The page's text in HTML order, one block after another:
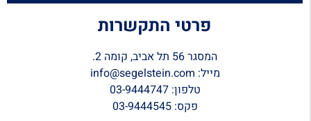
פרטי התקשרות
המסגר 56 תל אביב, קומה 2.
מייל: info@segelstein.com
טלפון: 03-9444747
פקס: 03-9444545